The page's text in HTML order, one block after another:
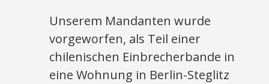
Unserem Mandanten wurde
vorgeworfen, als Teil einer
chilenischen Einbrecherbande in
eine Wohnung in Berlin-Steglitz